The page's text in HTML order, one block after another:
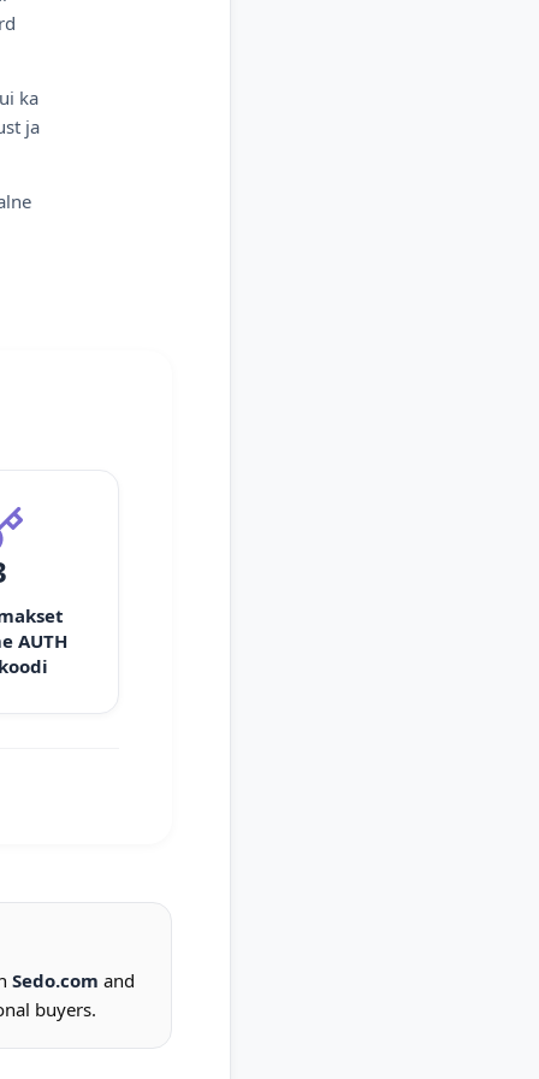
ka
ja
AUTH
Sedo.com and
buyers.